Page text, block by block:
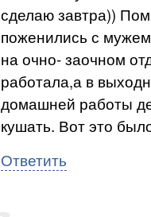
сделаю завтра))
поженились с
на очно- заочном
работала,а в
домашней работы
кушать. Вот это
Ответить